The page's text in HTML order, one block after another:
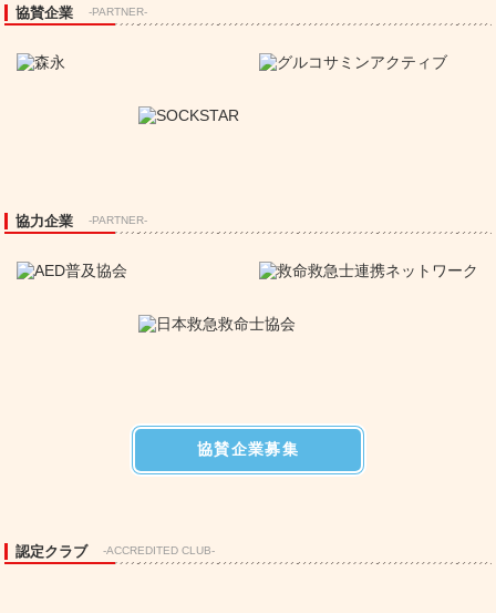
協賛企業 -PARTNER-
協力企業 -PARTNER-
協賛企業募集
認定クラブ -ACCREDITED CLUB-